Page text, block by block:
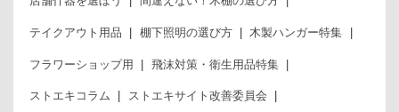
テイクアウト用品 棚下照明の選び方 木製ハンガー特集
フラワーショップ用 飛沫対策・衛生用品特集
ストエキコラム ストエキサイト改善委員会